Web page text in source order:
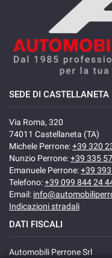
SEDE DI CASTELLANETA
Via Roma, 320
74011 Castellaneta (TA)
Michele Perrone:+39 320
Nunzio Perrone:+39 335
Emanuele Perrone:+39
Telefono:+39 099 844 24
Email:
Indicazioni stradali
DATI FISCALI
Automobili Perrone Srl